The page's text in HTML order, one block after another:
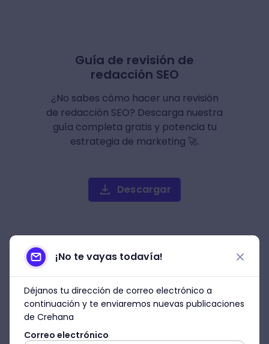
Guía de revisión de
redacción SEO
¿No sabes cómo hacer una revisión
de redacción SEO? Descarga nuestra
guía completa gratis y potencia tu
estrategia de marketing 🚀.
Descargar
¡No te vayas todavía!
Déjanos tu dirección de correo electrónico a
continuación y te enviaremos nuevas publicaciones
de Crehana
Correo electrónico